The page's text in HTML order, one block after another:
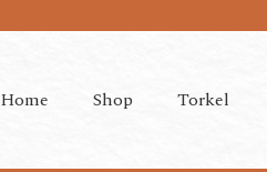
Home Shop Torkel